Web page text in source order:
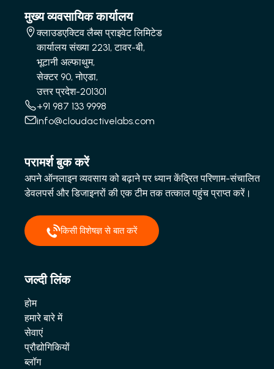
मुख्य व्यवसायिक कार्यालय
क्लाउडएक्टिव लैब्स प्राइवेट लिमिटेड
कार्यालय संख्या 2231, टावर-बी,
भूटानी अल्फाथुम,
सेक्टर 90, नोएडा,
उत्तर प्रदेश-201301
+91 987 133 9998
info@cloudactivelabs.com
परामर्श बुक करें
अपने ऑनलाइन व्यवसाय को बढ़ाने पर ध्यान केंद्रित परिणाम-संचालित
डेवलपर्स और डिजाइनरों की एक टीम तक तत्काल पहुंच प्राप्त करें।
किसी विशेषज्ञ से बात करें
जल्दी लिंक
होम
हमारे बारे में
सेवाएं
प्रौद्योगिकियों
ब्लॉग